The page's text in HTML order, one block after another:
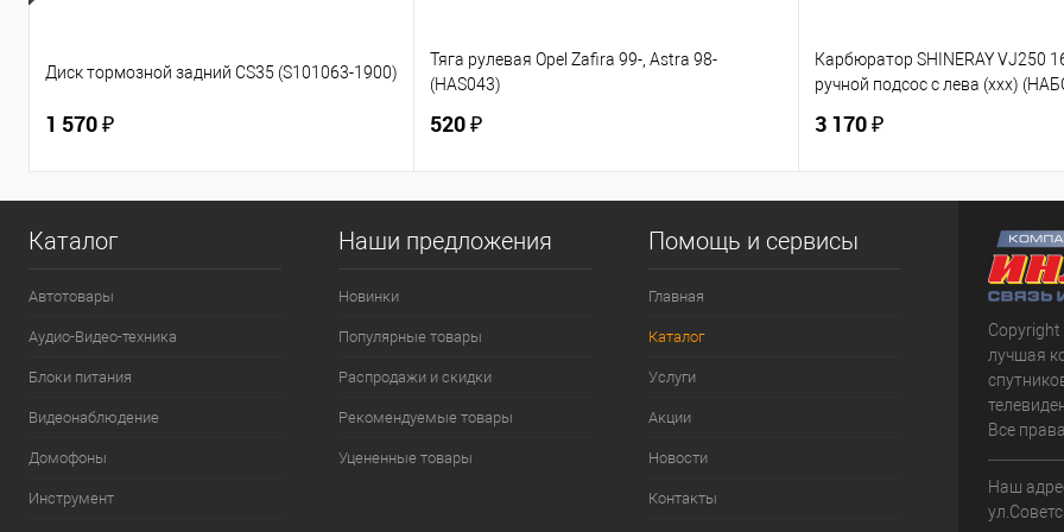
Диск тормозной задний CS35 (S101063-1900)
1 570 ₽
Тяга рулевая Opel Zafira 99-, Astra 98-
(HAS043)
520 ₽
Карбюратор SHINERAY VJ250
ручной подсос с лева (ххх)
3 170 ₽
Каталог
Автотовары
Аудио-Видео-техника
Блоки питания
Видеонаблюдение
Домофоны
Инструмент
Наши предложения
Новинки
Популярные товары
Распродажи и скидки
Рекомендуемые товары
Уцененные товары
Помощь и сервисы
Главная
Каталог
Услуги
Акции
Новости
Контакты
лучшая
Все
Наш